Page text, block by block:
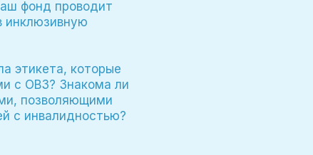
фонд проводит
инклюзивную
этикета, которые
с ОВЗ? Знакома ли
позволяющими
с инвалидностью?